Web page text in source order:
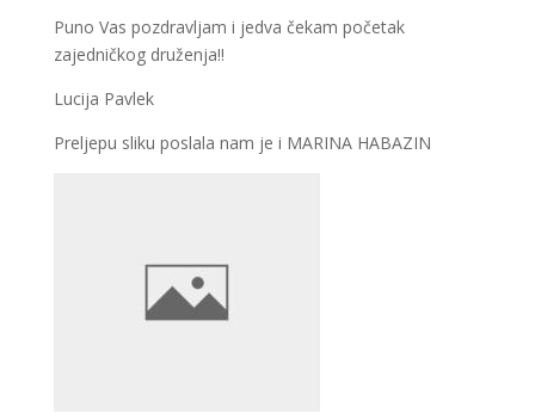
Puno Vas pozdravljam i jedva čekam početak
zajedničkog druženja!!
Lucija Pavlek
Preljepu sliku poslala nam je i MARINA HABAZIN